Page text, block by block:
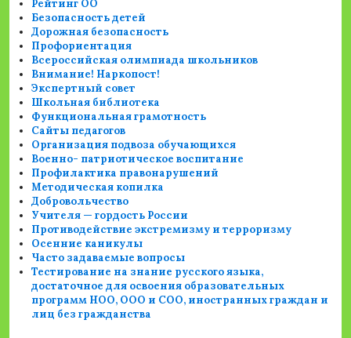
Рейтинг ОО
Безопасность детей
Дорожная безопасность
Профориентация
Всероссийская олимпиада школьников
Внимание! Наркопост!
Экспертный совет
Школьная библиотека
Функциональная грамотность
Сайты педагогов
Организация подвоза обучающихся
Военно- патриотическое воспитание
Профилактика правонарушений
Методическая копилка
Добровольчество
Учителя — гордость России
Противодействие экстремизму и терроризму
Осенние каникулы
Часто задаваемые вопросы
Тестирование на знание русского языка,
достаточное для освоения образовательных
программ НОО, ООО и СОО, иностранных граждан и
лиц без гражданства